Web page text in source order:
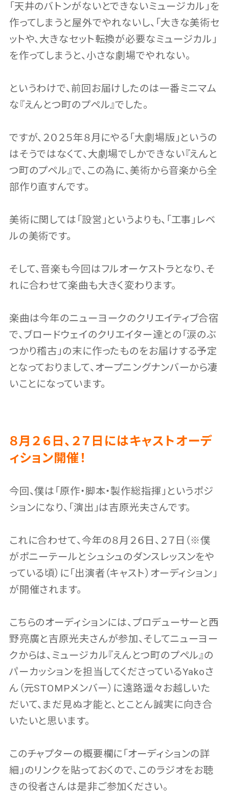
「天井のバトンがないとできないミュージカル」を
作ってしまうと屋外でやれないし、「大きな美術セ
ットや、大きなセット転換が必要なミュージカル」
を作ってしまうと、小さな劇場でやれない。
というわけで、前回お届けしたのは一番ミニマム
な『えんとつ町のプペル』でした。
ですが、２０２５年８月にやる「大劇場版」というの
はそうではなくて、大劇場でしかできない『えんと
つ町のプペル』で、この為に、美術から音楽から全
部作り直すんです。
美術に関しては「設営」というよりも、「工事」レベ
ルの美術です。
そして、音楽も今回はフルオーケストラとなり、そ
れに合わせて楽曲も大きく変わります。
楽曲は今年のニューヨークのクリエイティブ合宿
で、ブロードウェイのクリエイター達との「涙のぶ
つかり稽古」の末に作ったものをお届けする予定
となっておりまして、オープニングナンバーから凄
いことになっています。
８月２６日、２７日にはキャストオーデ
ィション開催！
今回、僕は「原作・脚本・製作総指揮」というポジ
ションになり、「演出」は吉原光夫さんです。
これに合わせて、今年の８月２６日、２７日（※僕
がポニーテールとシュシュのダンスレッスンをや
っている頃）に「出演者（キャスト）オーディション」
が開催されます。
こちらのオーディションには、プロデューサーと西
野亮廣と吉原光夫さんが参加、そしてニューヨー
クからは、ミュージカル『えんとつ町のプペル』の
パーカッションを担当してくださっているYakoさ
ん（元STOMPメンバー）に遠路遥々お越しいた
だいて、まだ見ぬ才能と、とことん誠実に向き合
いたいと思います。
このチャプターの概要欄に「オーディションの詳
細」のリンクを貼っておくので、このラジオをお聴
きの役者さんは是非ご参加ください。